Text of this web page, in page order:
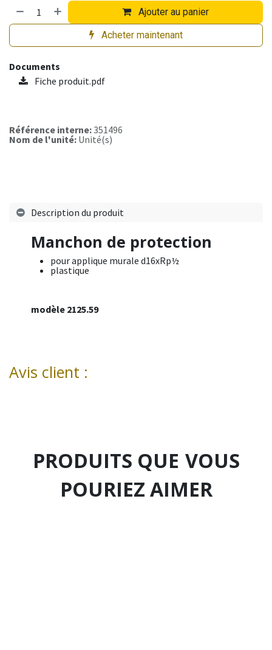
Ajouter au panier
Acheter maintenant
Documents
Fiche produit.pdf
Référence interne:351496
Nom de l'unité: Unité(s)
Description du produit
Manchon de protection
pour applique murale d16xRp½
plastique
modèle 2125.59
Avis client :
PRODUITS QUE VOUS
POURIEZ AIMER